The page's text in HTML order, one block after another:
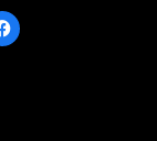
Facebook
で